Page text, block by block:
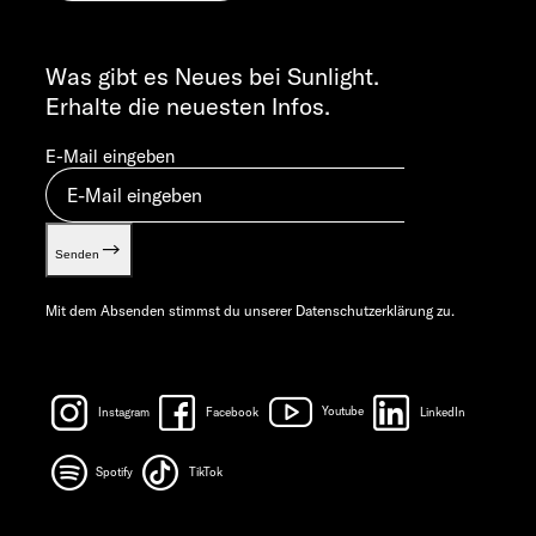
info@sunlight.de
Gewichts­informationen
Let’s play!
Was gibt es Neues bei Sunlight.
Erhalte die neuesten Infos.
E-Mail eingeben
Senden
Mit dem Absenden stimmst du unserer Datenschutzerklärung zu.
Instagram Facebook Youtube LinkedIn
Spotify TikTok